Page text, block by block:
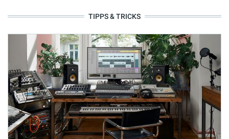
TIPPS & TRICKS